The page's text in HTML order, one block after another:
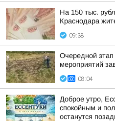
На 150 тыс.
Краснодара
09:38
Очередной
мероприятий
08:04
Доброе утро,
спокойным и
останутся